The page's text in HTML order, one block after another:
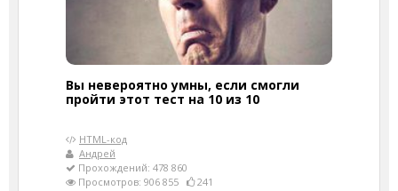
Вы невероятно умны, если смогли
пройти этот тест на 10 из 10
HTML-код
Андрей
Прохождений: 478 860
Просмотров: 906 855
241